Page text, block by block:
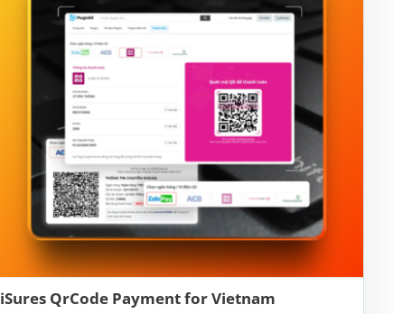
iSures QrCode Payment for Vietnam